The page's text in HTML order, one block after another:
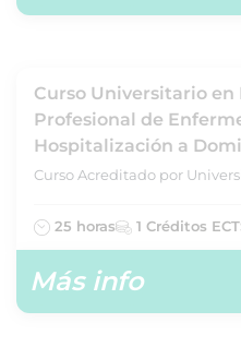
Curso Universitario en
Profesional de
Hospitalización a
Curso Acreditado por
25 horas 1 Créditos
Más info